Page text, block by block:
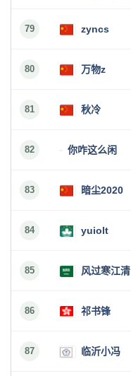
79 zyncs
80 万物z
81 秋冷
82 你咋这么闲
83 暗尘2020
84 yuiolt
85 风过寒江清
86 祁书锋
87 临沂小冯